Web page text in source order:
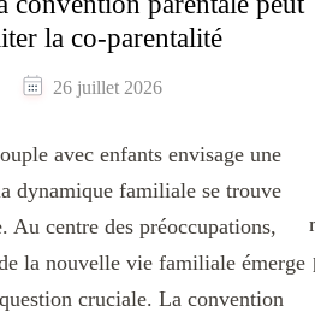
la co-parentalité
26 juillet 2026
avec enfants envisage une
dynamique familiale se trouve
Au centre des préoccupations,
la nouvelle vie familiale émerge
cruciale. La convention